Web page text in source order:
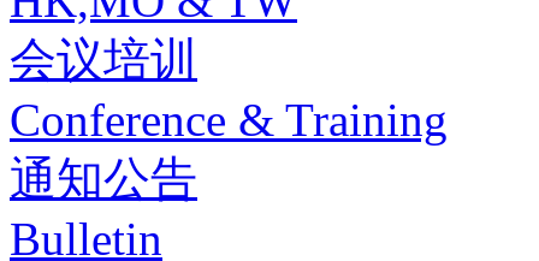
会议培训
Conference & Training
通知公告
Bulletin